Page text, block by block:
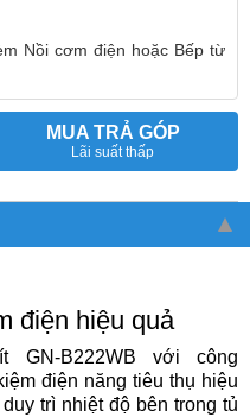
Nồi cơm điện hoặc Bếp từ
MUA TRẢ GÓP
Lãi suất thấp
điện hiệu quả
B222WB với công
điện năng tiêu thụ hiệu
trì nhiệt độ bên trong tủ